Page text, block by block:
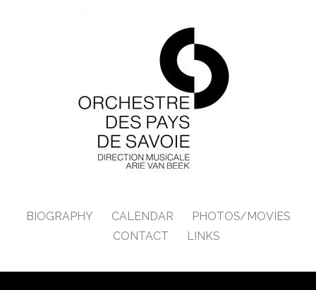
BIOGRAPHY CALENDAR
PHOTOS/MOVIES
CONTACT
LINKS